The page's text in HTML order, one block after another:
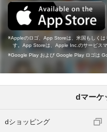
Appleのロゴ、App Storeは、米国もしく
す。App Storeは、Apple Inc.のサービスマ
Google Play および Google Play ロゴは
dマーケ
dショッピング